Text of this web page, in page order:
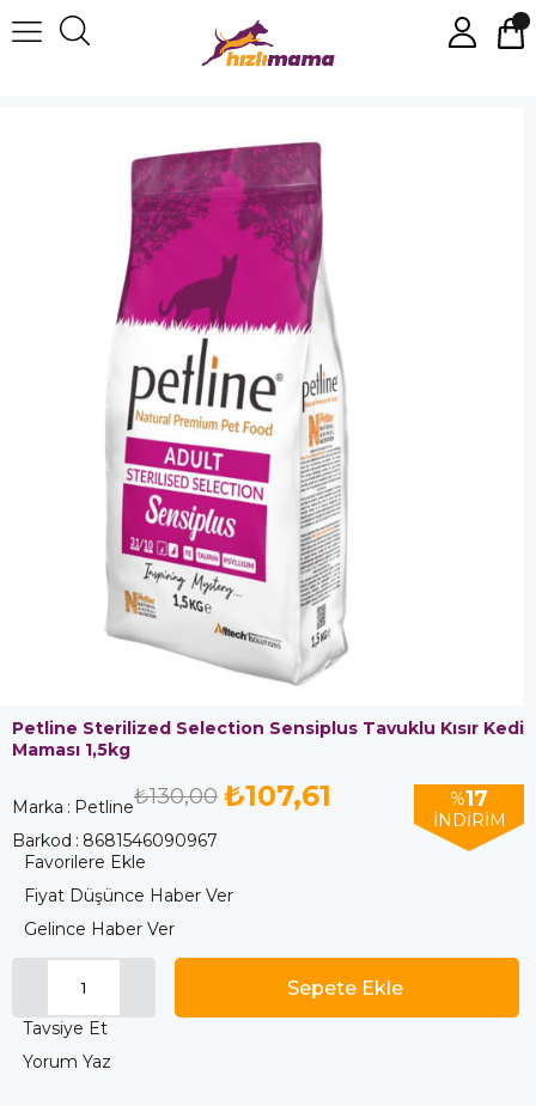
Petline Sterilized Selection Sensiplus Tavuklu Kısır Kedi
Maması 1,5kg
Marka : Petline %17
İNDIRIM
₺130,00 ₺107,61
Barkod : 8681546090967
Favorilere Ekle
Fiyat Düşünce Haber Ver
Gelince Haber Ver
Tavsiye Et
Yorum Yaz